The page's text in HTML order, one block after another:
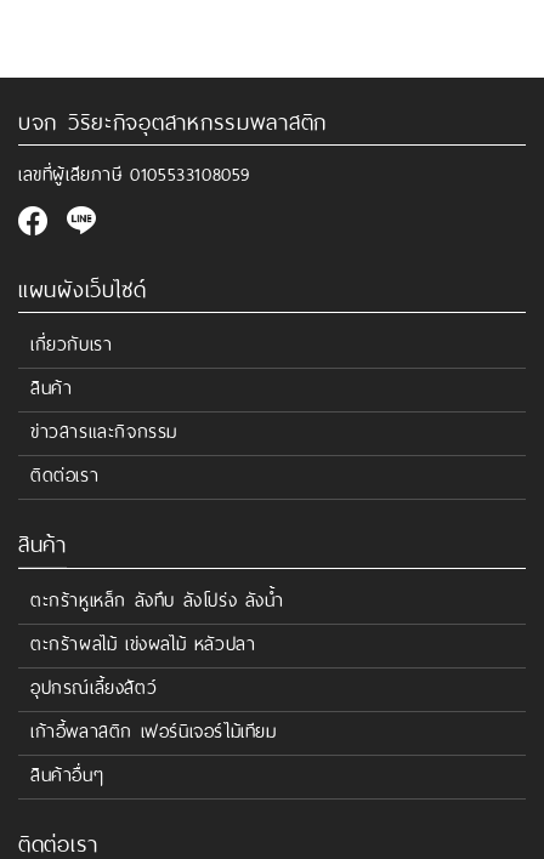
บจก วิริยะกิจอุตสาหกรรมพลาสติก
เลขที่ผู้เสียภาษี0105533108059
แผนผังเว็บไซด์
เกี่ยวกับเรา
สินค้า
ข่าวสารและกิจกรรม
ติดต่อเรา
สินค้า
ตะกร้าหูเหล็ก ลังทึบ ลังโปร่ง ลังน้ำ
ตะกร้าผลไม้ เข่งผลไม้ หลัวปลา
อุปกรณ์เลี้ยงสัตว์
เก้าอี้พลาสติก เฟอร์นิเจอร์ไม้เทียม
สินค้าอื่นๆ
ติดต่อเรา